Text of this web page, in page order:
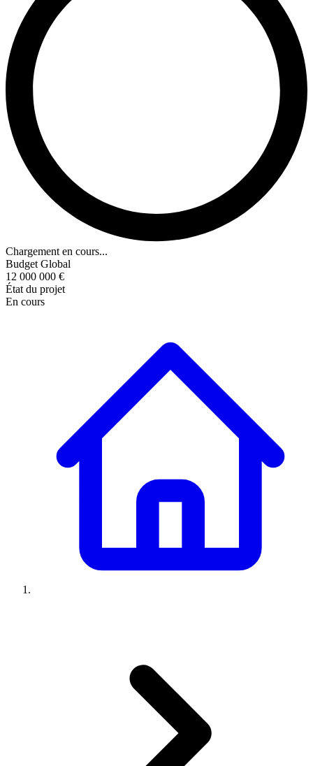
Chargement en cours...
Budget Global
12 000 000 €
État du projet
En cours